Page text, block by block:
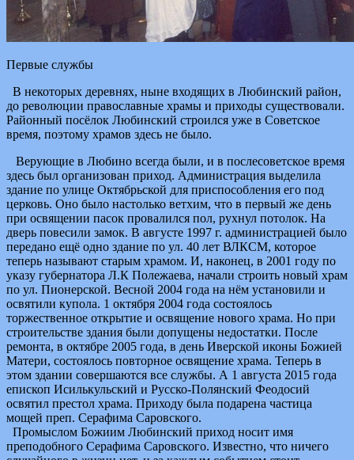
Первые службы
В некоторых деревнях, ныне входящих в Любинский район,
до революции православные храмы и приходы существовали.
Районный посёлок Любинский строился уже в Советское
время, поэтому храмов здесь не было.
Верующие в Любино всегда были, и в послесоветское время
здесь был организован приход. Администрация выделила
здание по улице Октябрьской для приспособления его под
церковь. Оно было настолько ветхим, что в первый же день
при освящении пасок провалился пол, рухнул потолок. На
дверь повесили замок. В августе 1997 г. администрацией было
передано ещё одно здание по ул. 40 лет ВЛКСМ, которое
теперь называют старым храмом. И, наконец, в 2001 году по
указу губернатора Л.К Полежаева, начали строить новый храм
по ул. Пионерской. Весной 2004 года на нём установили и
освятили купола. 1 октября 2004 года состоялось
торжественное открытие и освящение нового храма. Но при
строительстве здания были допущены недостатки. После
ремонта, в октябре 2005 года, в день Иверской иконы Божией
Матери, состоялось повторное освящение храма. Теперь в
этом здании совершаются все службы. А 1 августа 2015 года
епископ Исилькульский и Русско-Полянский Феодосий
освятил престол храма. Приходу была подарена частица
мощей преп. Серафима Саровского.
Промыслом Божиим Любинский приход носит имя
преподобного Серафима Саровского. Известно, что ничего